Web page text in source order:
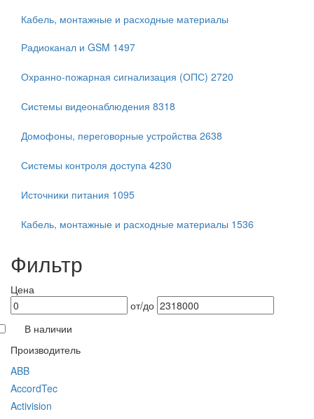
Кабель, монтажные и расходные материалы
Радиоканал и GSM 1497
Охранно-пожарная сигнализация (ОПС) 2720
Системы видеонаблюдения 8318
Домофоны, переговорные устройства 2638
Системы контроля доступа 4230
Источники питания 1095
Кабель, монтажные и расходные материалы 1536
Фильтр
Цена
от/до
В наличии
Производитель
ABB
AccordTec
Activision